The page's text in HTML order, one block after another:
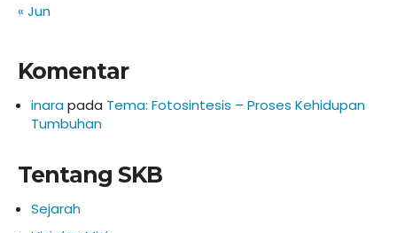
« Jun
Komentar
inara pada Tema: Fotosintesis – Proses Kehidupan
Tumbuhan
Tentang SKB
Sejarah